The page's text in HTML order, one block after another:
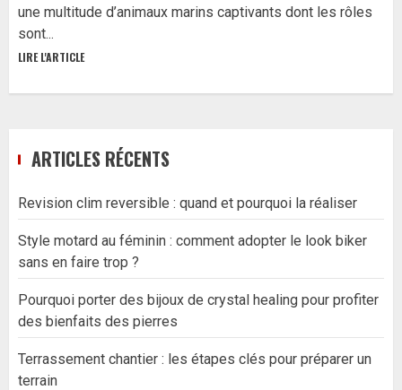
une multitude d’animaux marins captivants dont les rôles
sont...
LIRE L'ARTICLE
ARTICLES RÉCENTS
Revision clim reversible : quand et pourquoi la réaliser
Style motard au féminin : comment adopter le look biker
sans en faire trop ?
Pourquoi porter des bijoux de crystal healing pour profiter
des bienfaits des pierres
Terrassement chantier : les étapes clés pour préparer un
terrain